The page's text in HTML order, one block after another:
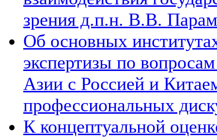
зрения д.п.н. В.В.
Об основных
экспертизы по
Азии с Россией и
профессиональных
К концептуальной